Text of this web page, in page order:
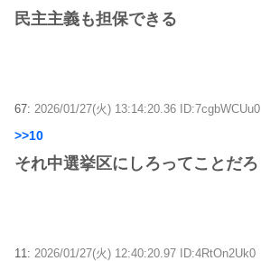
民主主義も担保できる
67: 2026/01/27(火) 13:14:20.36 ID:7cgbWCUu0
>>10
それ中選挙区にしろってことだろ
11: 2026/01/27(火) 12:40:20.97 ID:4RtOn2Uk0